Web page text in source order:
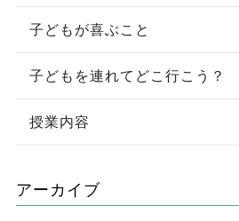
子どもが喜ぶこと
子どもを連れてどこ行こう？
授業内容
アーカイブ